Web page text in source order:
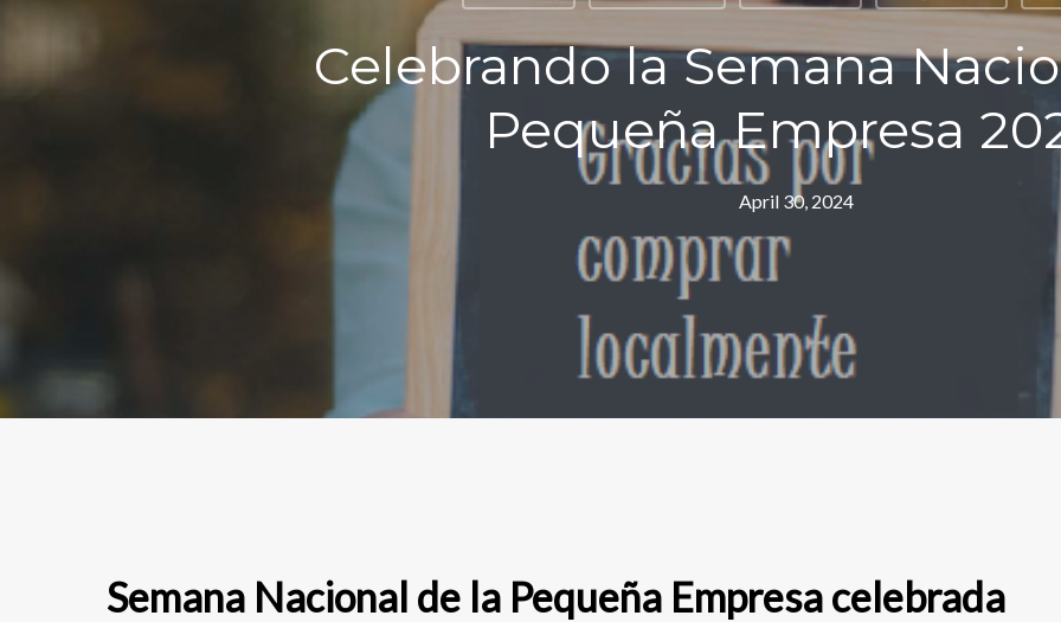
Celebrando la Semana
Pequeña Empresa
April 30, 2024
Semana Nacional de la Pequeña Empresa celebrada